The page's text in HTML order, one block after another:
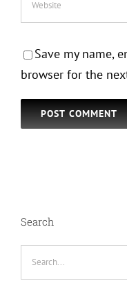
Stilisti
Stilisti italiani
Riviste di moda
Save my name,
browser for the
Search
for: